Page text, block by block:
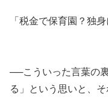
「税金で保育園？独
──こういった言葉の
る」という思いと、